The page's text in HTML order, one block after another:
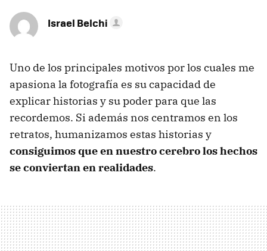
Israel Belchi
Uno de los principales motivos por los cuales me
apasiona la fotografía es su capacidad de
explicar historias y su poder para que las
recordemos. Si además nos centramos en los
retratos, humanizamos estas historias y
consiguimos que en nuestro cerebro los hechos
se conviertan en realidades.